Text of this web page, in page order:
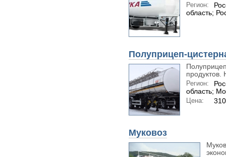
Регион:
область;
Полуприцеп-
Регион:
область;
Цена:
Муковоз